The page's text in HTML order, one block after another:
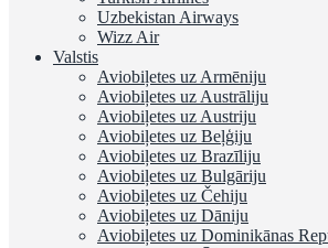
Uzbekistan Airways
Wizz Air
Valstis
Aviobiļetes uz Armēniju
Aviobiļetes uz Austrāliju
Aviobiļetes uz Austriju
Aviobiļetes uz Beļģiju
Aviobiļetes uz Brazīliju
Aviobiļetes uz Bulgāriju
Aviobiļetes uz Čehiju
Aviobiļetes uz Dāniju
Aviobiļetes uz Dominikānas